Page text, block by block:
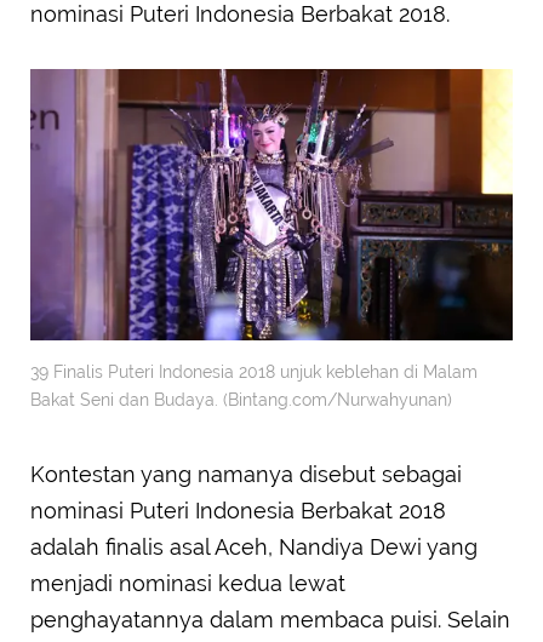
nominasi Puteri Indonesia Berbakat 2018.
39 Finalis Puteri Indonesia 2018 unjuk keblehan di Malam
Bakat Seni dan Budaya. (Bintang.com/Nurwahyunan)
Kontestan yang namanya disebut sebagai
nominasi Puteri Indonesia Berbakat 2018
adalah finalis asal Aceh, Nandiya Dewi yang
menjadi nominasi kedua lewat
penghayatannya dalam membaca puisi. Selain